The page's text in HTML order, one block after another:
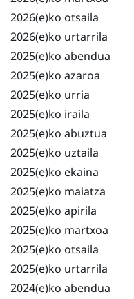
2026(e)ko otsaila
2026(e)ko urtarrila
2025(e)ko abendua
2025(e)ko azaroa
2025(e)ko urria
2025(e)ko iraila
2025(e)ko abuztua
2025(e)ko uztaila
2025(e)ko ekaina
2025(e)ko maiatza
2025(e)ko apirila
2025(e)ko martxoa
2025(e)ko otsaila
2025(e)ko urtarrila
2024(e)ko abendua